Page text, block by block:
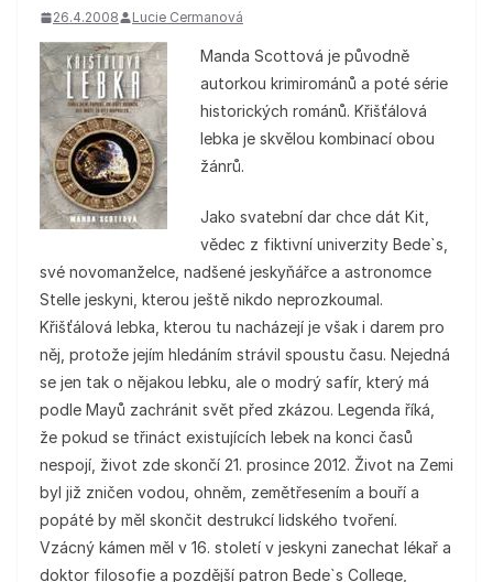
26.4.2008 Lucie Cermanová
Manda Scottová je původně
autorkou krimirománů a poté série
historických románů. Křišťálová
lebka je skvělou kombinací obou
žánrů.
Jako svatební dar chce dát Kit,
vědec z fiktivní univerzity Bede`s,
své novomanželce, nadšené jeskyňářce a astronomce
Stelle jeskyni, kterou ještě nikdo neprozkoumal.
Křišťálová lebka, kterou tu nacházejí je však i darem pro
něj, protože jejím hledáním strávil spoustu času. Nejedná
se jen tak o nějakou lebku, ale o modrý safír, který má
podle Mayů zachránit svět před zkázou. Legenda říká,
že pokud se třináct existujících lebek na konci časů
nespojí, život zde skončí 21. prosince 2012. Život na Zemi
byl již zničen vodou, ohněm, zemětřesením a bouří a
popáté by měl skončit destrukcí lidského tvoření.
Vzácný kámen měl v 16. století v jeskyni zanechat lékař a
doktor filosofie a pozdější patron Bede`s College,